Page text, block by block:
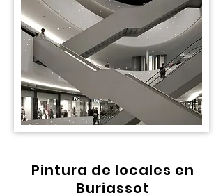
Pintura de locales en
Burjassot